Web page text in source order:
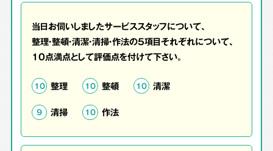
当日お伺いしましたサービススタッフについて、
整理・整頓・清潔・清掃・作法の5項目それぞれについて、
10点満点として評価点を付けて下さい。
10 整理 10 整頓 10 清潔
9 清掃 10 作法